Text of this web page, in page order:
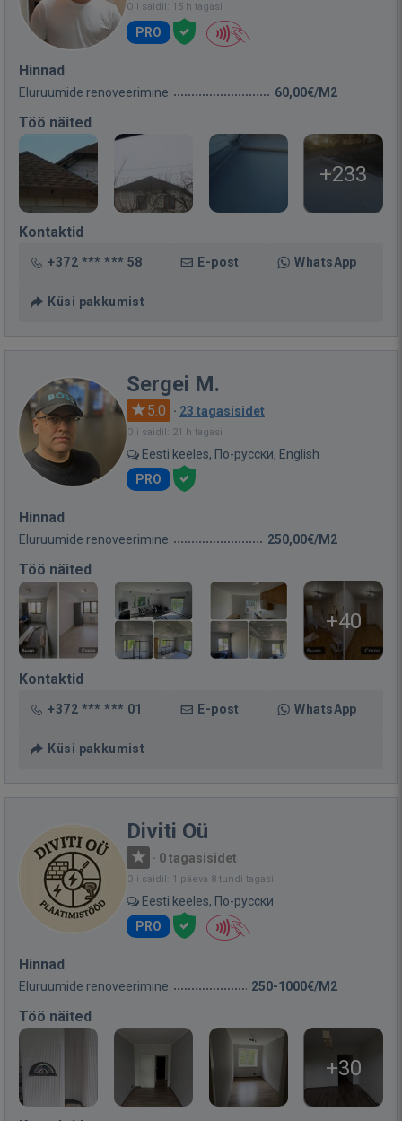
Oli saidil: 15 h tagasi
PRO
Hinnad
Eluruumide renoveerimine 60,00€/M2
Töö näited
+233
Kontaktid
+372 *** *** 58 E-post WhatsApp
Küsi pakkumist
Sergei M.
5.0 · 23 tagasisidet
Oli saidil: 21 h tagasi
Eesti keeles, По-русски, English
PRO
Hinnad
Eluruumide renoveerimine 250,00€/M2
Töö näited
+40
Kontaktid
+372 *** *** 01 E-post WhatsApp
Küsi pakkumist
Diviti Oü
· 0 tagasisidet
Oli saidil: 1 päeva 8 tundi tagasi
Eesti keeles, По-русски
PRO
Hinnad
Eluruumide renoveerimine 250-1000€/M2
Töö näited
+30